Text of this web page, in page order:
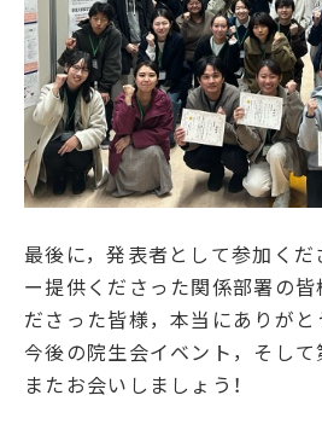
最後に，発表者として参加く
ー提供くださった関係部署の
ださった皆様，本当にありがと
今後の院生会イベント，そし
またお会いしましょう！